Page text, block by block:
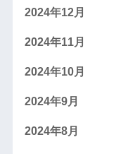
2024年12月
2024年11月
2024年10月
2024年9月
2024年8月